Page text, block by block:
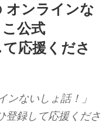
オンラインな
公式
応援くださ
ンないしょ話！」
登録して応援くださ